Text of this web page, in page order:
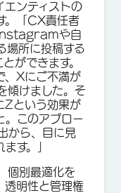
エンティストの
。「CX責任者
Instagramや自
場所に投稿する
ができます。
、Xにご不満が
傾けました。そ
Zという効果が
。このアプロー
から、目に見
す。」
個別最適化を
透明性と管理権